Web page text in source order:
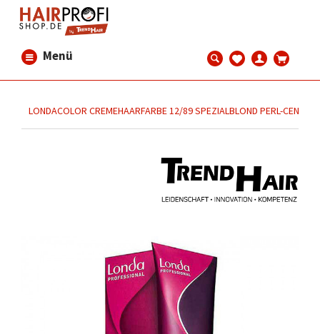
Menü
LONDACOLOR CREMEHAARFARBE 12/89 SPEZIALBLOND PERL-CENDRÉ